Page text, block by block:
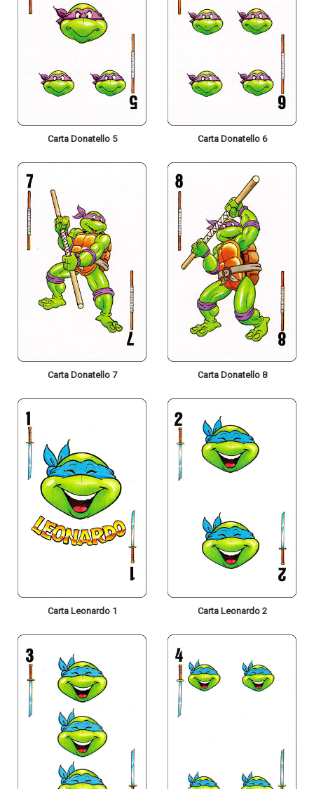
Carta Donatello 5 Carta Donatello 6
Carta Donatello 7 Carta Donatello 8
Carta Leonardo 1 Carta Leonardo 2